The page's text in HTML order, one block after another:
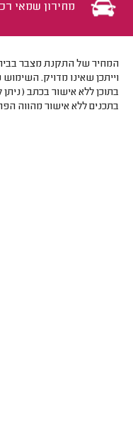
מחירון שמאי
המחיר של התקנת מצבר
וייתכן שאינו מדויק.
בתוכן ללא אישור בכתב
בתכנים ללא אישור מהווה